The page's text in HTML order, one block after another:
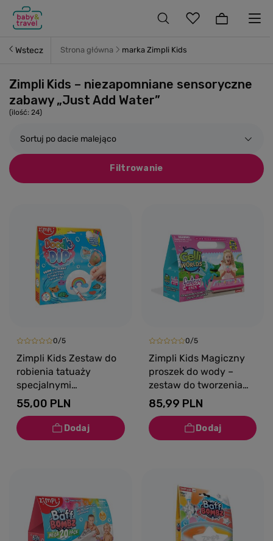
Wstecz Strona główna marka Zimpli Kids
Zimpli Kids – niezapomniane sensoryczne
zabawy „Just Add Water”
(ilość: 24)
Sortuj po dacie malejąco
Filtrowanie
0/5
Zimpli Kids Zestaw do
robienia tatuaży
specjalnymi
flamastrami w wodzie –
studio zmywalnych
tatuaży dla dzieci 8+
55,00 PLN
0/5
Zimpli Kids Magiczny
proszek do wody –
zestaw do tworzenia
gelli z figurkami i tacą
Gelli Worlds Fantasy
Pack
85,99 PLN